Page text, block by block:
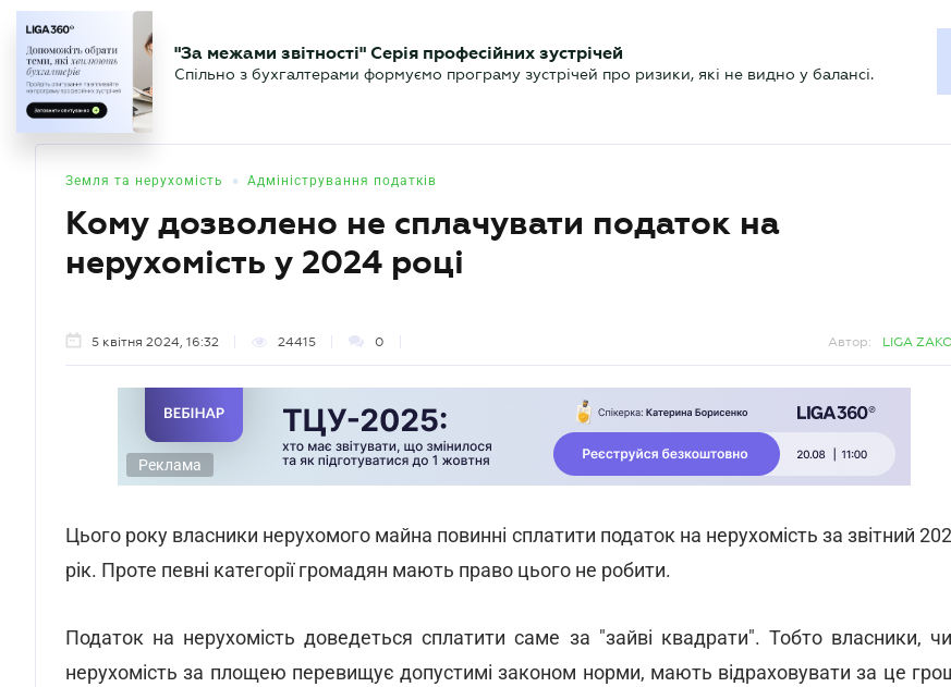
БУХГАЛТЕР Новини Аналітика Календар Актуально
"За межами звітності" Серія професійних зустрічей
Спільно з бухгалтерами формуємо програму зустрічей про ризики, які не видно у балансі.
Земля та нерухомість • Адміністрування податків
Кому дозволено не сплачувати податок на
нерухомість у 2024 році
5 квітня 2024, 16:32 24415 0 Автор: LIGA
Реклама
Цього року власники нерухомого майна повинні сплатити податок на нерухомість за звітний
рік. Проте певні категорії громадян мають право цього не робити.
Податок на нерухомість доведеться сплатити саме за "зайві квадрати". Тобто власники,
нерухомість за площею перевищує допустимі законом норми, мають відраховувати за це